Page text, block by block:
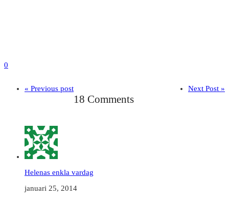
0
« Previous post Next Post »
18 Comments
Helenas enkla vardag
januari 25, 2014